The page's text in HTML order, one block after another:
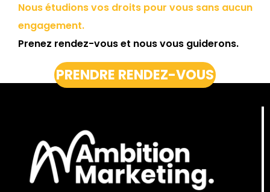
Nous étudions vos droits pour vous sans aucun
engagement.
Prenez rendez-vous et nous vous guiderons.
PRENDRE RENDEZ-VOUS